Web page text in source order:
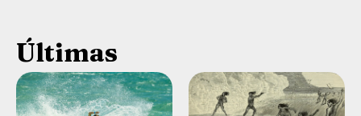
Últimas